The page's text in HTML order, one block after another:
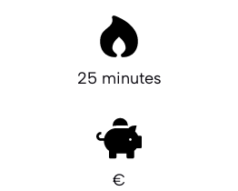
25 minutes
€